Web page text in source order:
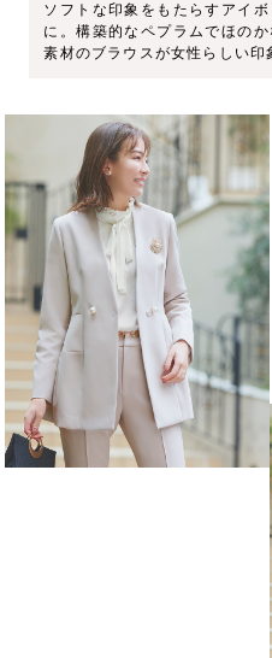
ソフトな印象をもたらすアイ
に。構築的なペプラムでほの
素材のブラウスが女性らしい印